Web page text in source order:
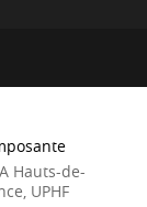
Hauts-de-
UPHF